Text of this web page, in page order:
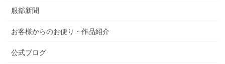
服部新聞
お客様からのお便り・作品紹介
公式ブログ